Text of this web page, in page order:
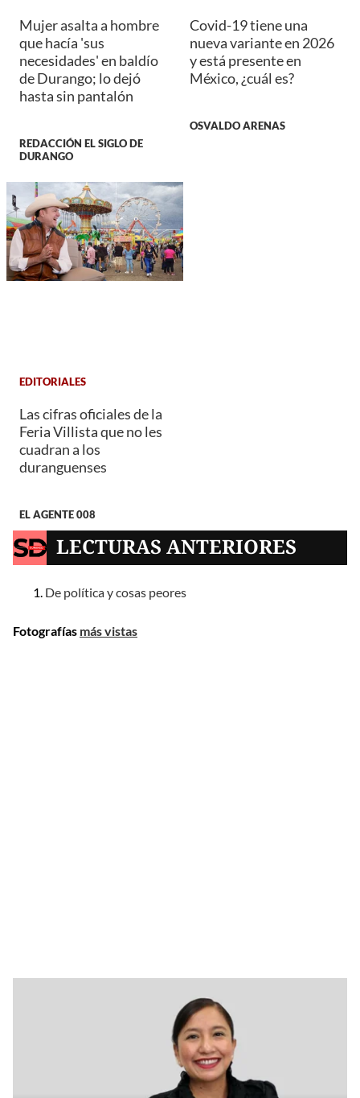
Mujer asalta a hombre
que hacía 'sus
necesidades' en baldío
de Durango; lo dejó
hasta sin pantalón
REDACCIÓN EL SIGLO DE
DURANGO
Covid-19 tiene una
nueva variante en 2026
y está presente en
México, ¿cuál es?
OSVALDO ARENAS
EDITORIALES
Las cifras oficiales de la
Feria Villista que no les
cuadran a los
duranguenses
EL AGENTE 008
LECTURAS ANTERIORES
De política y cosas peores
Fotografías más vistas